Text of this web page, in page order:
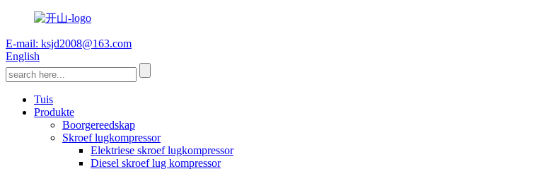
E-mail: ksjd2008@163.com
English
Tuis
Produkte
Boorgereedskap
Skroef lugkompressor
Elektriese skroef lugkompressor
Diesel skroef lug kompressor